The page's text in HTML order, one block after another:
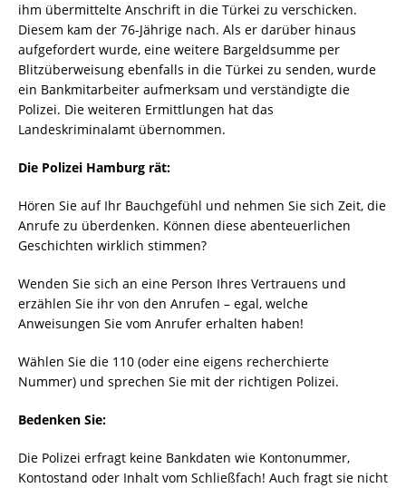
ihm übermittelte Anschrift in die Türkei zu verschicken.
Diesem kam der 76-Jährige nach. Als er darüber hinaus
aufgefordert wurde, eine weitere Bargeldsumme per
Blitzüberweisung ebenfalls in die Türkei zu senden, wurde
ein Bankmitarbeiter aufmerksam und verständigte die
Polizei. Die weiteren Ermittlungen hat das
Landeskriminalamt übernommen.
Die Polizei Hamburg rät:
Hören Sie auf Ihr Bauchgefühl und nehmen Sie sich Zeit, die
Anrufe zu überdenken. Können diese abenteuerlichen
Geschichten wirklich stimmen?
Wenden Sie sich an eine Person Ihres Vertrauens und
erzählen Sie ihr von den Anrufen – egal, welche
Anweisungen Sie vom Anrufer erhalten haben!
Wählen Sie die 110 (oder eine eigens recherchierte
Nummer) und sprechen Sie mit der richtigen Polizei.
Bedenken Sie:
Die Polizei erfragt keine Bankdaten wie Kontonummer,
Kontostand oder Inhalt vom Schließfach! Auch fragt sie nicht